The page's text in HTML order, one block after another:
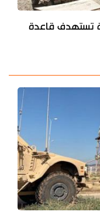
تستهدف قاعدة